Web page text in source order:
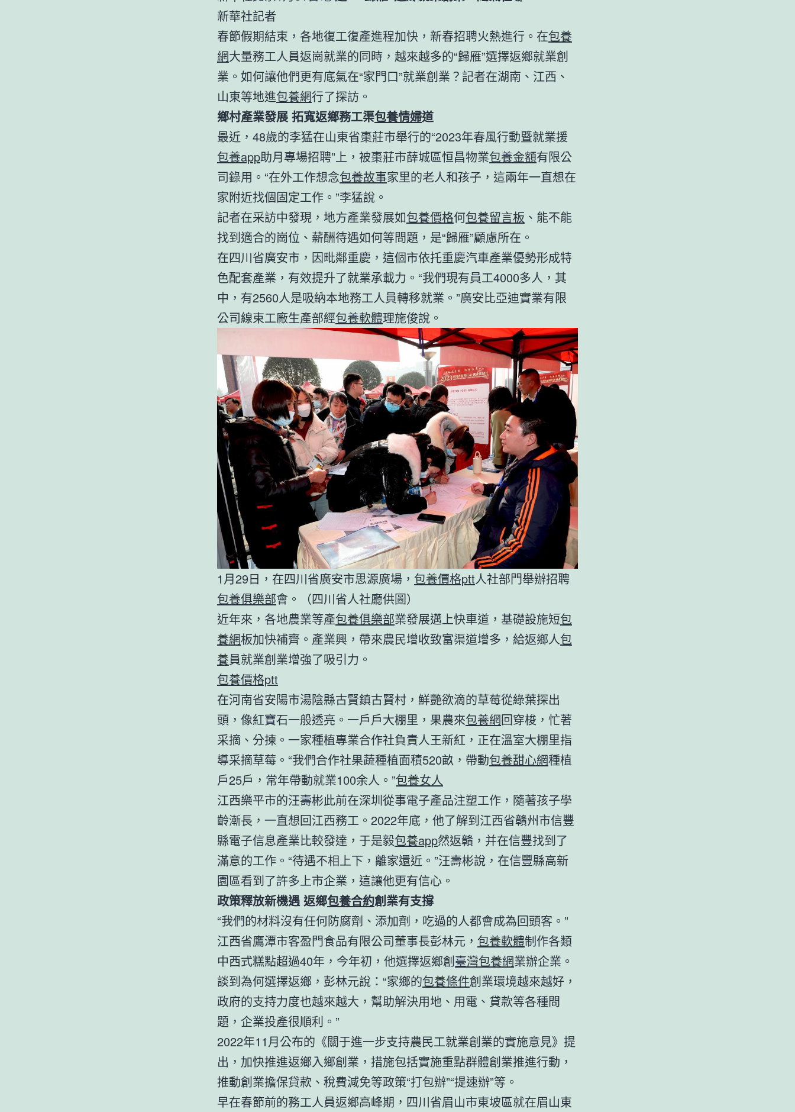
新華社記者
春節假期結束，各地復工復產進程加快，新春招聘火熱進行。在包養
網大量務工人員返崗就業的同時，越來越多的“歸雁”選擇返鄉就業創
業。如何讓他們更有底氣在“家門口”就業創業？記者在湖南、江西、
山東等地進包養網行了探訪。
鄉村產業發展 拓寬返鄉務工渠包養情婦道
最近，48歲的李猛在山東省棗莊市舉行的“2023年春風行動暨就業援
包養app助月專場招聘”上，被棗莊市薛城區恒昌物業包養金額有限公
司錄用。“在外工作想念包養故事家里的老人和孩子，這兩年一直想在
家附近找個固定工作。”李猛說。
記者在采訪中發現，地方產業發展如包養價格何包養留言板 、能不能
找到適合的崗位、薪酬待遇如何等問題，是“歸雁”顧慮所在。
在四川省廣安市，因毗鄰重慶，這個市依托重慶汽車產業優勢形成特
色配套產業，有效提升了就業承載力。“我們現有員工4000多人，其
中，有2560人是吸納本地務工人員轉移就業。”廣安比亞迪實業有限
公司線束工廠生產部經包養軟體理施俊說。
1月29日，在四川省廣安市思源廣場， 包養價格ptt人社部門舉辦招聘
包養俱樂部會。（四川省人社廳供圖）
近年來，各地農業等產包養俱樂部業發展邁上快車道，基礎設施短包
養網板加快補齊。產業興，帶來農民增收致富渠道增多，給返鄉人包
養員就業創業增強了吸引力。
包養價格ptt
在河南省安陽市湯陰縣古賢鎮古賢村，鮮艷欲滴的草莓從綠葉探出
頭，像紅寶石一般透亮。一戶戶大棚里，果農來包養網回穿梭，忙著
采摘、分揀。一家種植專業合作社負責人王新紅，正在溫室大棚里指
導采摘草莓。“我們合作社果蔬種植面積520畝，帶動包養甜心網種植
戶25戶，常年帶動就業100余人。”包養女人
江西樂平市的汪壽彬此前在深圳從事電子產品注塑工作，隨著孩子學
齡漸長，一直想回江西務工。2022年底，他了解到江西省贛州市信豐
縣電子信息產業比較發達，于是毅包養app然返贛，并在信豐找到了
滿意的工作。“待遇不相上下，離家還近。”汪壽彬說，在信豐縣高新
園區看到了許多上市企業，這讓他更有信心。
政策釋放新機遇 返鄉包養合約創業有支撐
“我們的材料沒有任何防腐劑、添加劑，吃過的人都會成為回頭客。”
江西省鷹潭市客盈門食品有限公司董事長彭林元， 包養軟體制作各類
中西式糕點超過40年，今年初，他選擇返鄉創臺灣包養網業辦企業。
談到為何選擇返鄉，彭林元說：“家鄉的包養條件創業環境越來越好，
政府的支持力度也越來越大，幫助解決用地、用電、貸款等各種問
題，企業投產很順利。”
2022年11月公布的《關于進一步支持農民工就業創業的實施意見》提
出，加快推進返鄉入鄉創業，措施包括實施重點群體創業推進行動，
推動創業擔保貸款、稅費減免等政策“打包辦”“提速辦”等。
早在春節前的務工人員返鄉高峰期，四川省眉山市東坡區就在眉山東